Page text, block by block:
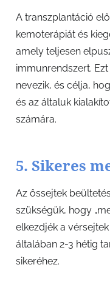
A transzplantáció
kemoterápiát és
amely teljesen
immunrendszert.
nevezik, és célja,
és az általuk
számára.
5. Sikeres
Az őssejtek
szükségük, hogy
elkezdjék a
általában 2-3 hétig
sikeréhez.